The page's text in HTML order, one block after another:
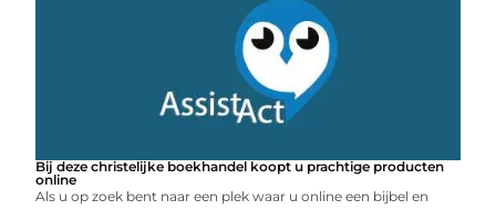
Bij deze christelijke boekhandel koopt u prachtige producten
online
Als u op zoek bent naar een plek waar u online een bijbel en